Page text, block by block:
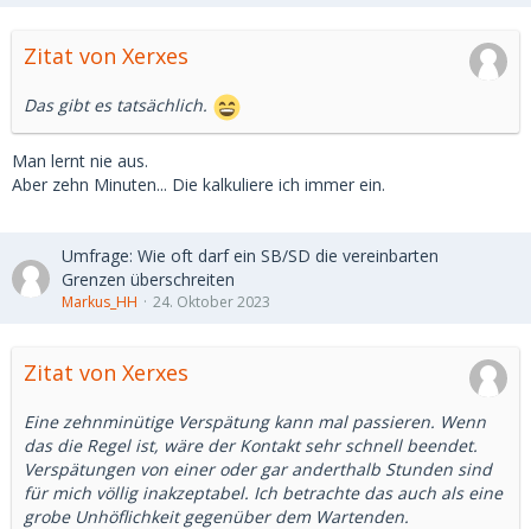
Zitat von Xerxes
Das gibt es tatsächlich.
Man lernt nie aus.
Aber zehn Minuten... Die kalkuliere ich immer ein.
Umfrage: Wie oft darf ein SB/SD die vereinbarten
Grenzen überschreiten
Markus_HH 24. Oktober 2023
Zitat von Xerxes
Eine zehnminütige Verspätung kann mal passieren. Wenn
das die Regel ist, wäre der Kontakt sehr schnell beendet.
Verspätungen von einer oder gar anderthalb Stunden sind
für mich völlig inakzeptabel. Ich betrachte das auch als eine
grobe Unhöflichkeit gegenüber dem Wartenden.